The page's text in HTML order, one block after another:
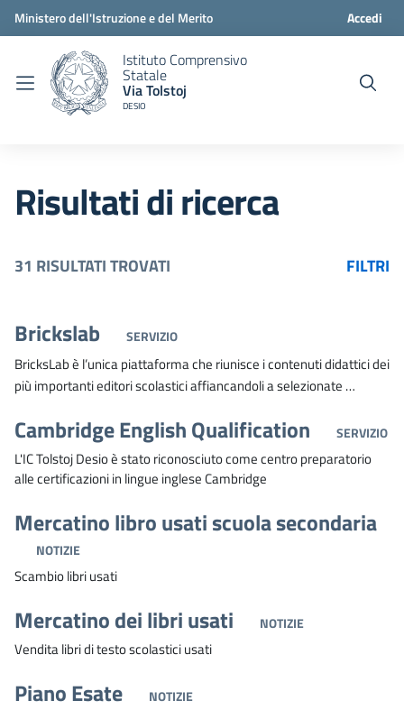
Ministero dell'Istruzione e del Merito Accedi
Istituto Comprensivo
Statale
Via Tolstoj
DESIO
Risultati di ricerca
31 RISULTATI TROVATI FILTRI
Brickslab SERVIZIO
BricksLab è l’unica piattaforma che riunisce i contenuti didattici dei
più importanti editori scolastici affiancandoli a selezionate …
Cambridge English Qualification SERVIZIO
L'IC Tolstoj Desio è stato riconosciuto come centro preparatorio
alle certificazioni in lingue inglese Cambridge
Mercatino libro usati scuola secondaria
NOTIZIE
Scambio libri usati
Mercatino dei libri usati NOTIZIE
Vendita libri di testo scolastici usati
Piano Esate NOTIZIE